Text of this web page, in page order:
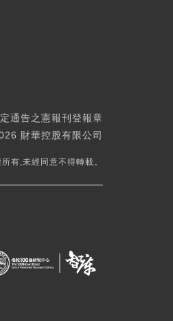
通告之憲報刊登報章
財華控股有限公司
有,未經同意不得轉載。